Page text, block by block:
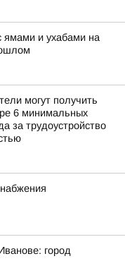
ямами и ухабами на
могут получить
6 минимальных
за трудоустройство
город